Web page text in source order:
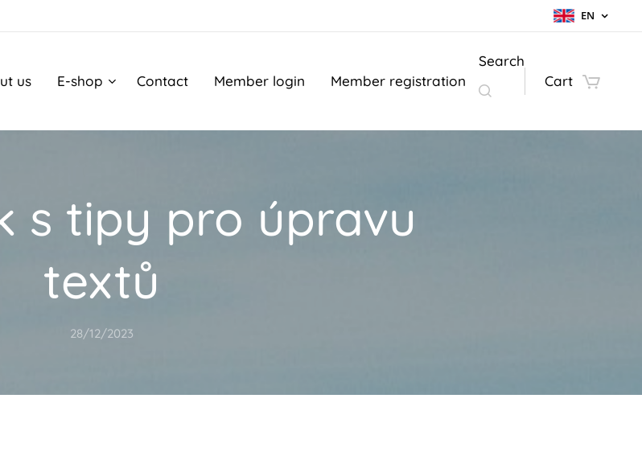
EN
us E-shop Contact Member login Member registration
Search
Cart
s tipy pro úpravu
textů
28/12/2023